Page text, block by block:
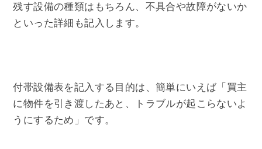
残す設備の種類はもちろん、不具合や故障がないか
といった詳細も記入します。
付帯設備表を記入する目的は、簡単にいえば「買主
に物件を引き渡したあと、トラブルが起こらないよ
うにするため」です。